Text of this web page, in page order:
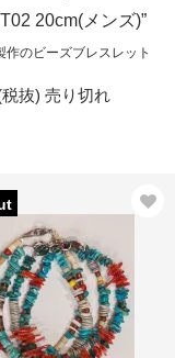
20cm(メンズ)”
作のビーズブレスレット
抜) 売り切れ